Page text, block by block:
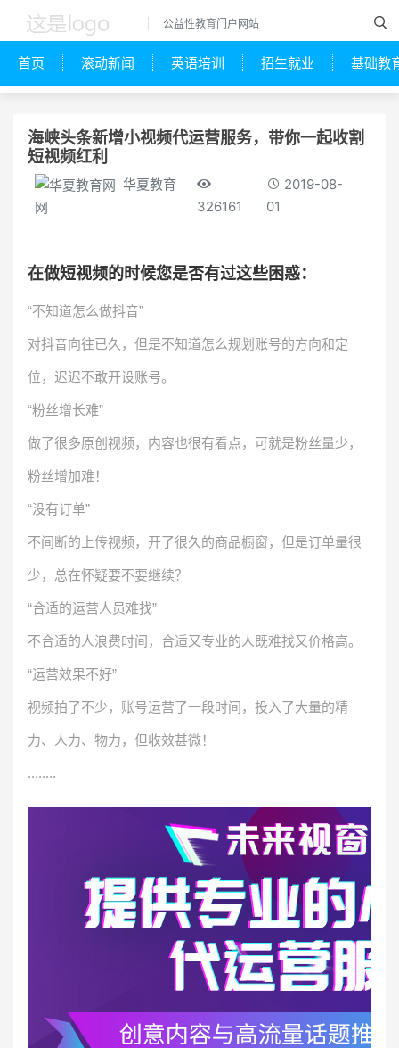
公益性教育门户网站
首页 滚动新闻 英语培训 招生就业 基础教
海峡头条新增小视频代运营服务，带你一起收割
短视频红利
华夏教育
网
326161
2019-08-
01
在做短视频的时候您是否有过这些困惑：
“不知道怎么做抖音”
对抖音向往已久，但是不知道怎么规划账号的方向和定
位，迟迟不敢开设账号。
“粉丝增长难”
做了很多原创视频，内容也很有看点，可就是粉丝量少，
粉丝增加难！
“没有订单”
不间断的上传视频，开了很久的商品橱窗，但是订单量很
少，总在怀疑要不要继续？
“合适的运营人员难找”
不合适的人浪费时间，合适又专业的人既难找又价格高。
“运营效果不好”
视频拍了不少，账号运营了一段时间，投入了大量的精
力、人力、物力，但收效甚微！
........